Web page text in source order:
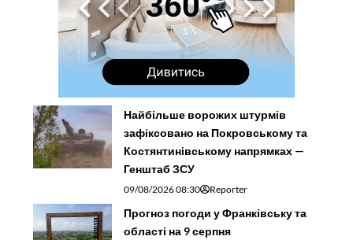
Найбільше ворожих штурмів
зафіксовано на Покровському та
Костянтинівському напрямках —
Генштаб ЗСУ
09/08/2026 08:30 Reporter
Прогноз погоди у Франківську та
області на 9 серпня